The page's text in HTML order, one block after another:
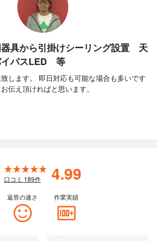
具から引掛けシーリング設置 天
イパスLED 等
ます。 即日対応も可能な場合も多いです
伝え頂ければと思います。
口コミ 189件 4.99
返答の速さ 作業実績